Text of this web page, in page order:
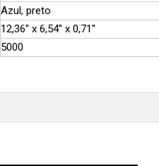
Azul, preto
12,36'' x 6,54'' x 0,71''
5000